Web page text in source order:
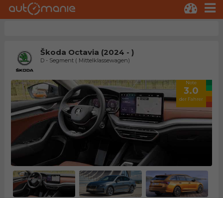
Škoda Octavia (2024 - )
D - Segment ( Mittelklassewagen)
Note
3.0
der Fahrer